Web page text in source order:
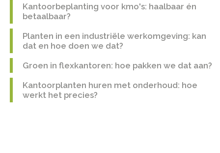
Kantoorbeplanting voor kmo's: haalbaar én
betaalbaar?
Planten in een industriële werkomgeving: kan
dat en hoe doen we dat?
Groen in flexkantoren: hoe pakken we dat aan?
Kantoorplanten huren met onderhoud: hoe
werkt het precies?